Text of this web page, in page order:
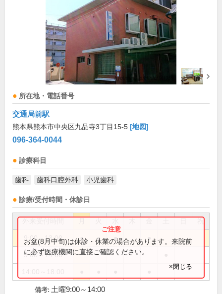
所在地・電話番号
交通局前駅
熊本県熊本市中央区九品寺3丁目15-5 [地図]
096-364-0044
診療科目
歯科 歯科口腔外科 小児歯科
診療/受付時間・休診日
祝
9:00～13:00 ● ● ● ●
9:00～14:00
お盆(8月中旬)は休診・休業の場合があります。来院前
に必ず医療機関に直接ご確認ください。
×閉じる
備考: 土曜9:00～14:00